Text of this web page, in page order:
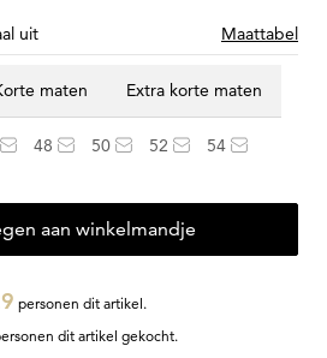
uit Maattabel
maten Extra korte maten
48 50 52
54
aan winkelmandje
personen dit artikel.
dit artikel gekocht.